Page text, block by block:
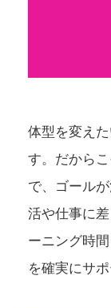
体型を変え
す。だから
で、ゴール
活や仕事に
ーニング時
を確実にサポ